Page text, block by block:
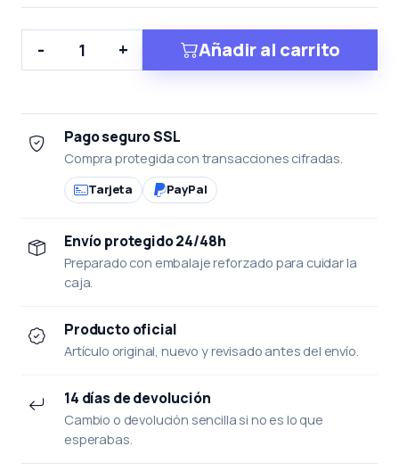
- + Añadir al carrito
Pago seguro SSL
Compra protegida con transacciones cifradas.
Tarjeta PayPal
Envío protegido 24/48h
Preparado con embalaje reforzado para cuidar la
caja.
Producto oficial
Artículo original, nuevo y revisado antes del envío.
14 días de devolución
Cambio o devolución sencilla si no es lo que
esperabas.